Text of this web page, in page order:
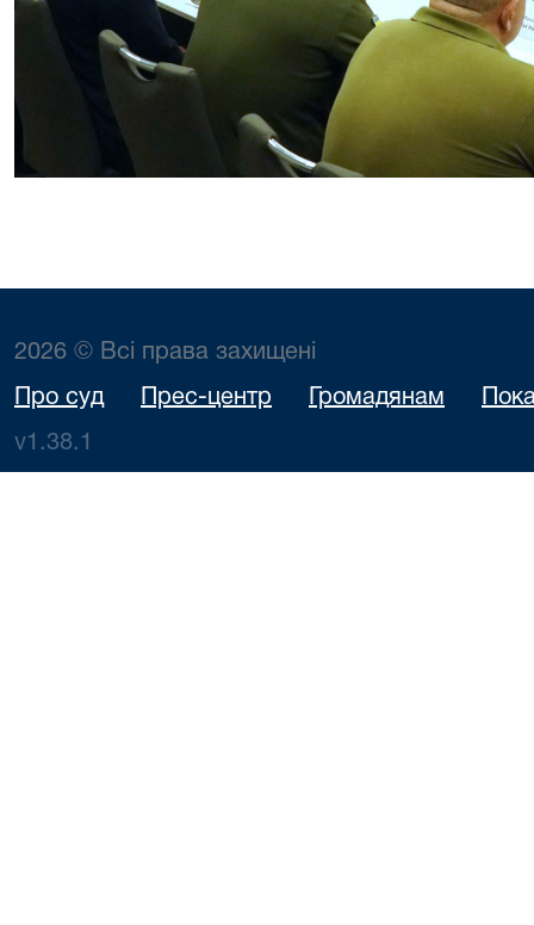
2026 © Всі права захищені
Про суд Прес-центр Громадянам
v1.38.1